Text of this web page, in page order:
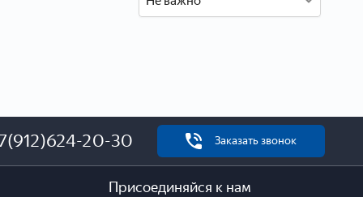
20-30 Заказать звонок
Присоединяйся к нам